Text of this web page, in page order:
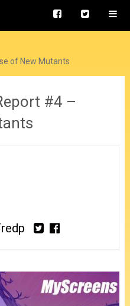
of New Mutants
#4 –